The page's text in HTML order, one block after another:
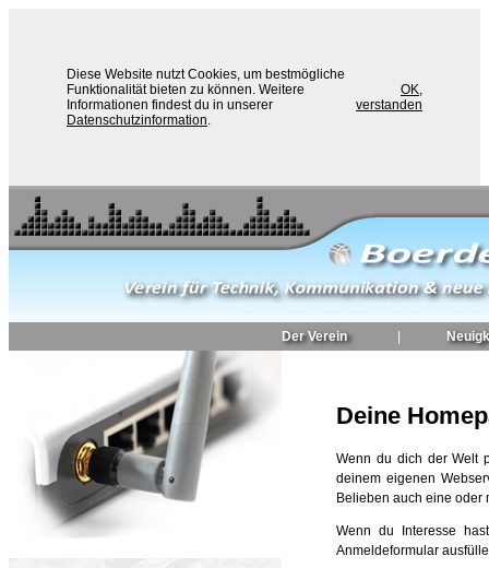
Diese Website nutzt Cookies, um bestmögliche
Funktionalität bieten zu können. Weitere
Informationen findest du in unserer
Datenschutzinformation.
OK,
verstanden
Der Verein
Deine
Wenn du dich der Welt
deinem eigenen
Belieben auch eine oder
Wenn du Interesse
Anmeldeformular